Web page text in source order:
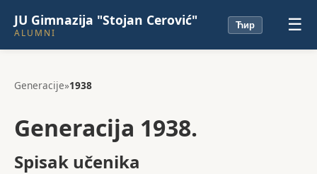
JU Gimnazija "Stojan Cerović"
ALUMNI
Ћир ☰
Generacije»1938
Generacija 1938.
Spisak učenika